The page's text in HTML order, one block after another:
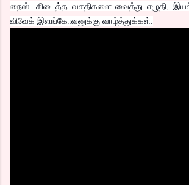
நைஸ். கிடைத்த வசதிகளை வைத்து எழுதி, இயக்கி,
விவேக் இளங்கோவனுக்கு வாழ்த்துக்கள்.